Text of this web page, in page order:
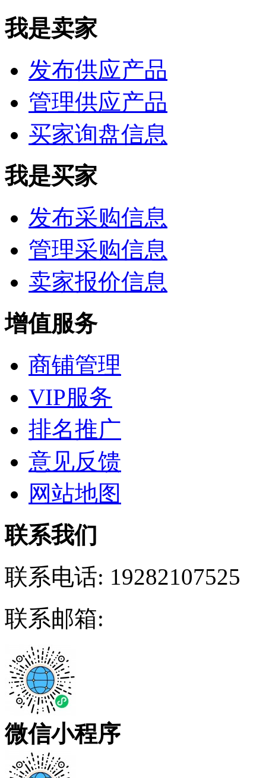
我是卖家
发布供应产品
管理供应产品
买家询盘信息
我是买家
发布采购信息
管理采购信息
卖家报价信息
增值服务
商铺管理
VIP服务
排名推广
意见反馈
网站地图
联系我们
联系电话: 19282107525
联系邮箱:
微信小程序